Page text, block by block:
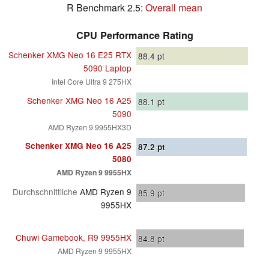
R Benchmark 2.5: Overall mean
CPU Performance Rating
Schenker XMG Neo 16 E25 RTX
5090 Laptop
Intel Core Ultra 9 275HX
88.4 pt
Schenker XMG Neo 16 A25
5090
AMD Ryzen 9 9955HX3D
88.1 pt
Schenker XMG Neo 16 A25
5080
AMD Ryzen 9 9955HX
87.2 pt
Durchschnittliche AMD Ryzen 9
9955HX
85.9 pt
Chuwi Gamebook, R9 9955HX
AMD Ryzen 9 9955HX
84.8 pt